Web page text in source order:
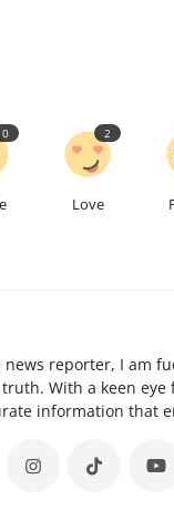
0
Love
2
news reporter, I am
With a keen
information that